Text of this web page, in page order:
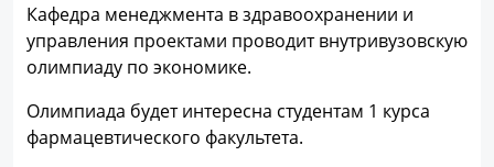
Кафедра менеджмента в здравоохранении и
управления проектами проводит внутривузовскую
олимпиаду по экономике.
Олимпиада будет интересна студентам 1 курса
фармацевтического факультета.